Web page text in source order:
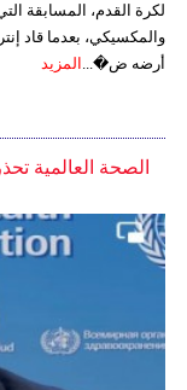
لكرة القدم، المسابقة
أرضه ض�... المزيد
الصحة العالمية